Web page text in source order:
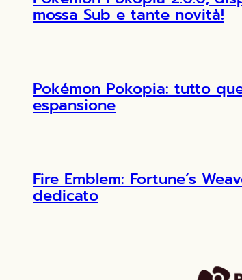
mossa Sub e tante novità!
Pokémon Pokopia: tutto
espansione
Fire Emblem: Fortune’s
dedicato